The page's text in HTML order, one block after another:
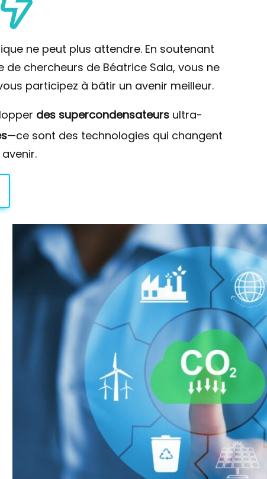
ne peut plus attendre. En soutenant
de chercheurs de Béatrice Sala, vous ne
participez à bâtir un avenir meilleur.
des supercondensateurs ultra-
—ce sont des technologies qui changent